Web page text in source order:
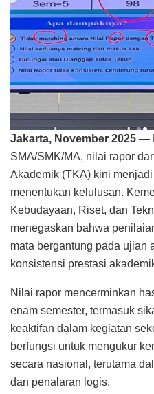
Jakarta, November 2025 —
SMA/SMK/MA, nilai rapor
Akademik (TKA) kini
menentukan kelulusan.
Kebudayaan, Riset, dan
menegaskan bahwa
mata bergantung pada ujian
konsistensi prestasi
Nilai rapor mencerminkan
enam semester, termasuk
keaktifan dalam kegiatan
berfungsi untuk mengukur
secara nasional, terutama
dan penalaran logis.